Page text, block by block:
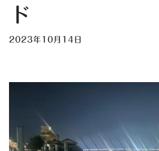
ス
キ
ッ
ド
2023年10月14日